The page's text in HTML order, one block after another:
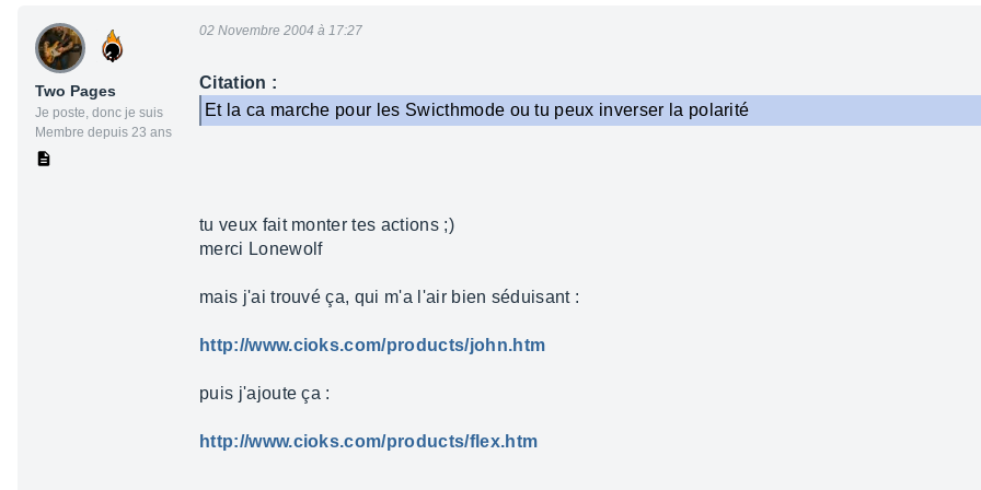
Two Pages
Je poste, donc je suis
Membre depuis 23 ans
02 Novembre 2004 à 17:27
Citation :
Et la ca marche pour les Swicthmode ou tu peux inverser la polarité
tu veux fait monter tes actions ;)
merci Lonewolf
mais j'ai trouvé ça, qui m'a l'air bien séduisant :
http://www.cioks.com/products/john.htm
puis j'ajoute ça :
http://www.cioks.com/products/flex.htm